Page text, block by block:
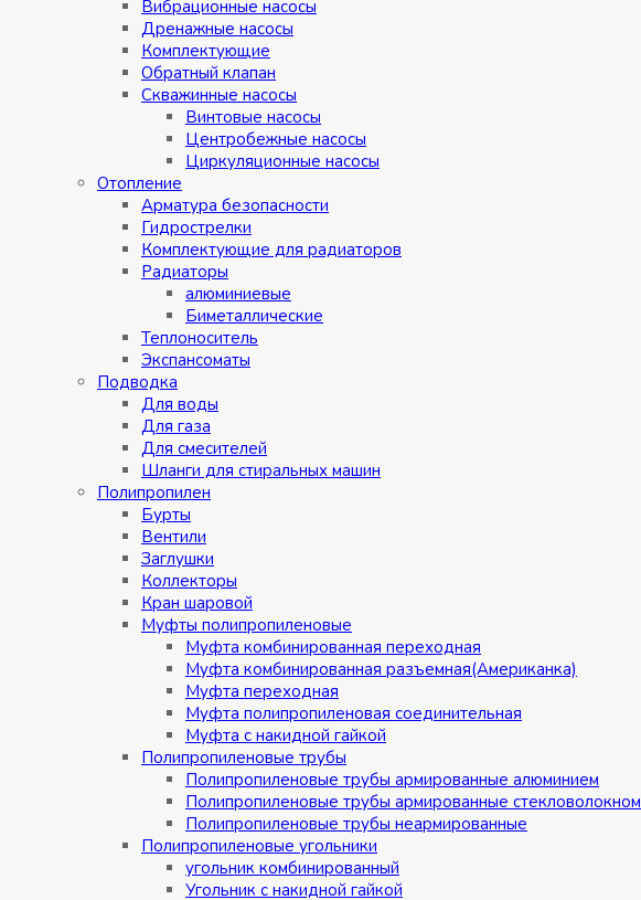
Вибрационные насосы
Дренажные насосы
Комплектующие
Обратный клапан
Скважинные насосы
Винтовые насосы
Центробежные насосы
Циркуляционные насосы
Отопление
Арматура безопасности
Гидрострелки
Комплектующие для радиаторов
Радиаторы
алюминиевые
Биметаллические
Теплоноситель
Экспансоматы
Подводка
Для воды
Для газа
Для смесителей
Шланги для стиральных машин
Полипропилен
Бурты
Вентили
Заглушки
Коллекторы
Кран шаровой
Муфты полипропиленовые
Муфта комбинированная переходная
Муфта комбинированная разъемная(Американка)
Муфта переходная
Муфта полипропиленовая соединительная
Муфта с накидной гайкой
Полипропиленовые трубы
Полипропиленовые трубы армированные алюминием
Полипропиленовые трубы армированные стекловолокном
Полипропиленовые трубы неармированные
Полипропиленовые угольники
угольник комбинированный
Угольник с накидной гайкой